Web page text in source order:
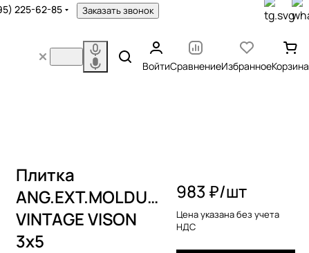
225-62-85 Заказать звонок
ВойтиСравнениеИзбранноеКорзина
Плитка
ANG.EXT.MOLDURA
VINTAGE VISON
3x5
983 ₽/шт
Цена указана без учета
НДС